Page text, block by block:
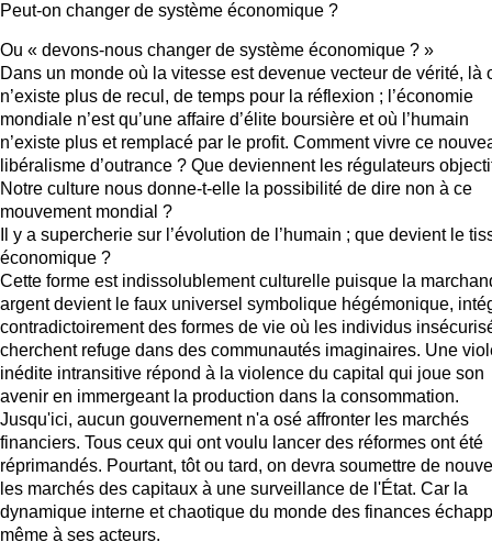
Peut-on changer de système économique ?
Ou « devons-nous changer de système économique ? »
Dans un monde où la vitesse est devenue vecteur de vérité, là
n’existe plus de recul, de temps pour la réflexion ; l’économie
mondiale n’est qu’une affaire d’élite boursière et où l’humain
n’existe plus et remplacé par le profit. Comment vivre ce
libéralisme d’outrance ? Que deviennent les régulateurs
Notre culture nous donne-t-elle la possibilité de dire non à ce
mouvement mondial ?
Il y a supercherie sur l’évolution de l’humain ; que devient le
économique ?
Cette forme est indissolublement culturelle puisque la
argent devient le faux universel symbolique hégémonique,
contradictoirement des formes de vie où les individus
cherchent refuge dans des communautés imaginaires. Une
inédite intransitive répond à la violence du capital qui joue son
avenir en immergeant la production dans la consommation.
Jusqu'ici, aucun gouvernement n'a osé affronter les marchés
financiers. Tous ceux qui ont voulu lancer des réformes ont été
réprimandés. Pourtant, tôt ou tard, on devra soumettre de
les marchés des capitaux à une surveillance de l'État. Car la
dynamique interne et chaotique du monde des finances
même à ses acteurs.